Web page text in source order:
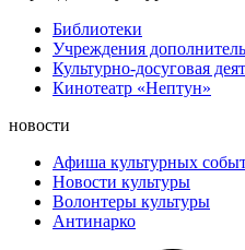
Библиотеки
Учреждения
Культурно-досуговая
Кинотеатр «Нептун»
новости
Афиша культурных
Новости культуры
Волонтеры культуры
Антинарко